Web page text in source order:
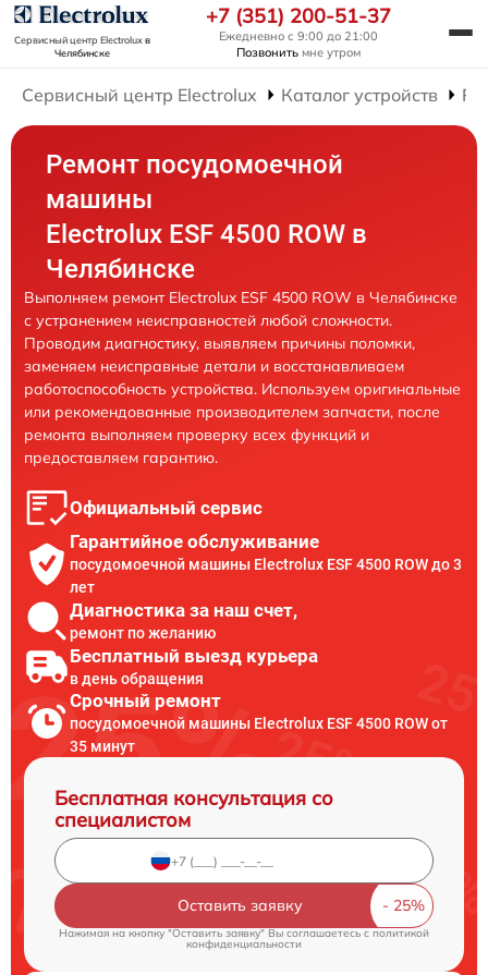
Сервисный центр Electroluxв
Челябинске
+7 (351) 200-51-37
Ежедневно с 9:00 до 21:00
Позвонить мне утром
Сервисный центр Electrolux Каталог устройств
Ремонт посудомоечной
машины
Electrolux ESF 4500 ROW в
Челябинске
Выполняем ремонт Electrolux ESF 4500 ROW в Челябинске
с устранением неисправностей любой сложности.
Проводим диагностику, выявляем причины поломки,
заменяем неисправные детали и восстанавливаем
работоспособность устройства. Используем оригинальные
или рекомендованные производителем запчасти, после
ремонта выполняем проверку всех функций и
предоставляем гарантию.
Официальный сервис
Гарантийное обслуживание
посудомоечной машины Electrolux ESF 4500 ROW до 3
лет
Диагностика за наш счет,
ремонт по желанию
Бесплатный выезд курьера
в день обращения
Срочный ремонт
посудомоечной машины Electrolux ESF 4500 ROW от
35 минут
Бесплатная консультация со
специалистом
Оставить заявку
Нажимая на кнопку "Оставить заявку" Вы соглашаетесь cполитикой
конфиденциальности